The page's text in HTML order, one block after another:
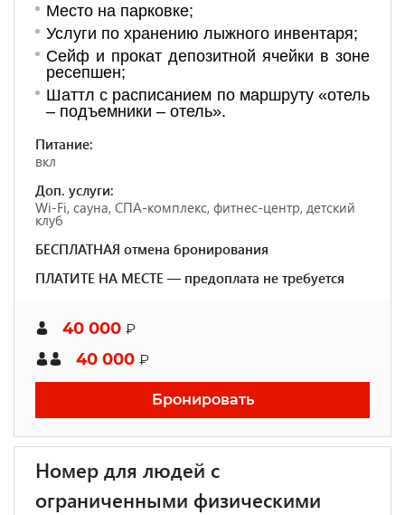
Место на парковке;
Услуги по хранению лыжного инвентаря;
Сейф и прокат депозитной ячейки в зоне
ресепшен;
Шаттл с расписанием по маршруту «отель
– подъемники – отель».
Питание:
вкл
Доп. услуги:
Wi-Fi, сауна, СПА-комплекс, фитнес-центр, детский
клуб
БЕСПЛАТНАЯ отмена бронирования
ПЛАТИТЕ НА МЕСТЕ — предоплата не требуется
40 000 ₽
40 000 ₽
Бронировать
Номер для людей с
ограниченными физическими